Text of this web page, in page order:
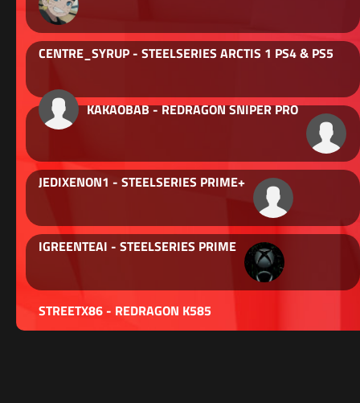
CENTRE_SYRUP - STEELSERIES ARCTIS 1 PS4 & PS5
KAKAOBAB - REDRAGON SNIPER PRO
JEDIXENON1 - STEELSERIES PRIME+
IGREENTEAI - STEELSERIES PRIME
STREETX86 - REDRAGON K585